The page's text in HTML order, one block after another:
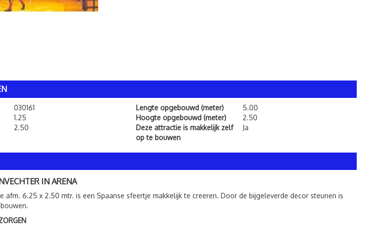
030161
1.25
2.50
Lengte opgebouwd (meter)
5.00
Hoogte opgebouwd (meter)
2.50
Deze attractie is makkelijk zelf
op te bouwen
Ja
IN ARENA
afm. 6.25 x 2.50 mtr. is een Spaanse sfeertje makkelijk te creeren. Door de bijgeleverde decor steunen is